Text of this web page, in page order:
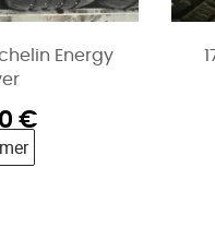
Energy
€